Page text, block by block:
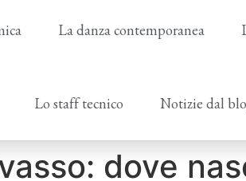
La danza contemporanea
Lo staff tecnico Notizie dal
dove